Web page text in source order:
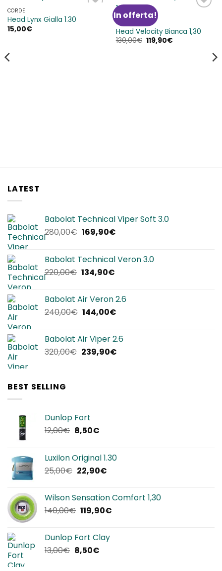
Aggiungi
alla lista
CORDE
Head Lynx Gialla 1.30
15,00€
In offerta!
dei
desideri
CORDE
Head Velocity Bianca 1,30
130,00€ Il
prezzo
119,90€Il
LATEST
Babolat Technical Viper Soft 3.0
280,00€ Il
era:
280,00€.
169,90€Il
è:
Babolat Technical Veron 3.0
220,00€ Il
era:
220,00€.
134,90€Il
è:
134,90€.
Babolat Air Veron 2.6
240,00€ Il
era:
240,00€.
144,00€Il
è:
144,00€.
Babolat Air Viper 2.6
320,00€ Il
239,90€Il
BEST SELLING
Dunlop Fort
12,00€ Il
era:
12,00€.
8,50€Il
è:
8,50€.
Luxilon Original 1.30
25,00€ Il
era:
25,00€.
22,90€Il
è:
22,90€.
Wilson Sensation Comfort 1,30
140,00€ Il
era:
140,00€.
119,90€Il
Dunlop Fort Clay
13,00€ Il
8,50€Il